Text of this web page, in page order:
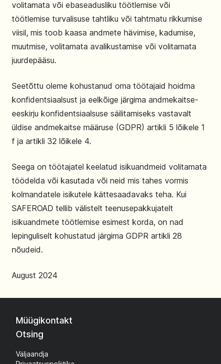
volitamata või ebaseadusliku töötlemise või
töötlemise turvalisuse tahtliku või tahtmatu rikkumise
viisil, mis toob kaasa andmete hävimise, kadumise,
muutmise, volitamata avalikustamise või volitamata
juurdepääsu.
Seetõttu oleme kohustanud oma töötajaid hoidma
konfidentsiaalsust ja eelkõige järgima andmekaitse-
eeskirju konfidentsiaalsuse säilitamiseks vastavalt
üldise andmekaitse määruse (GDPR) artikli 5 lõikele 1
f ja artikli 32 lõikele 4.
Seega on töötajatel keelatud isikuandmeid volitamata
töödelda või kasutada või neid mis tahes vormis
kolmandatele isikutele kättesaadavaks teha. Kui
SAFEROAD tellib välistelt teenusepakkujatelt
isikuandmete töötlemise esimest korda, on nad
lepinguliselt kohustatud järgima GDPR artikli 28
nõudeid.
August 2024
Müügikontakt
Otsing
Väljaandja